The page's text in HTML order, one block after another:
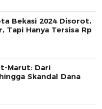
Bekasi 2024 Disorot,
Tapi Hanya Tersisa Rp
Marut: Dari
Skandal Dana